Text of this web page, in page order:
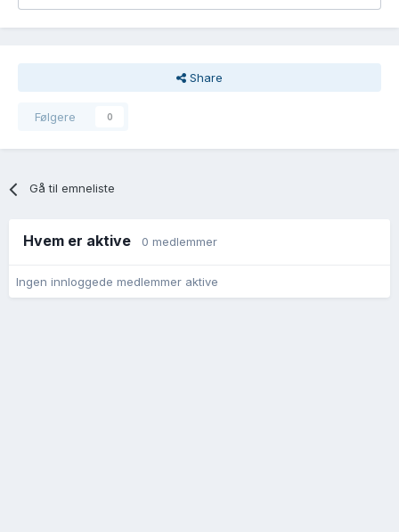
Share
Følgere 0
Gå til emneliste
Hvem er aktive 0 medlemmer
Ingen innloggede medlemmer aktive